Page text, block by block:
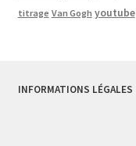
titrage Van Gogh youtube
INFORMATIONS LÉGALES